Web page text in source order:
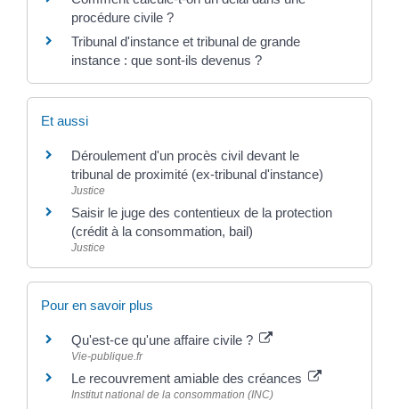
procédure civile ?
Tribunal d'instance et tribunal de grande
instance : que sont-ils devenus ?
Et aussi
Déroulement d'un procès civil devant le
tribunal de proximité (ex-tribunal d'instance)
Justice
Saisir le juge des contentieux de la protection
(crédit à la consommation, bail)
Justice
Pour en savoir plus
Qu'est-ce qu'une affaire civile ?
Vie-publique.fr
Le recouvrement amiable des créances
Institut national de la consommation (INC)